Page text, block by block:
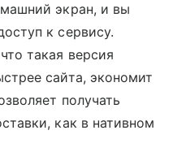
экран, и вы
к сервису.
такая версия
сайта, экономит
получать
как в нативном